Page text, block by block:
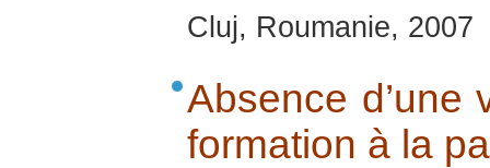
Cluj, Roumanie, 2007
Absence d’une
formation à la